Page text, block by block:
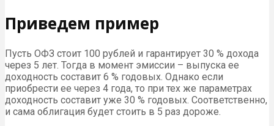
Приведем пример
Пусть ОФЗ стоит 100 рублей и гарантирует 30 % дохода
через 5 лет. Тогда в момент эмиссии – выпуска ее
доходность составит 6 % годовых. Однако если
приобрести ее через 4 года, то при тех же параметрах
доходность составит уже 30 % годовых. Соответственно,
и сама облигация будет стоить в 5 раз дороже.